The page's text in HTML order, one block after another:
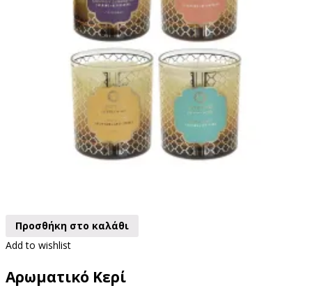
Προσθήκη στο καλάθι
Add to wishlist
Αρωματικό Κερί